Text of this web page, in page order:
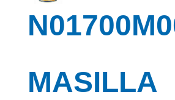
MASILLA